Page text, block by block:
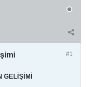
#1
GELİŞİMİ